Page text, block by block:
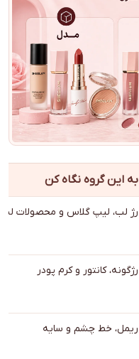
به این گروه نگاه کن
رژ لب، لیپ گلاس و محصولات لب
رژگونه، کانتور و کرم پودر
ریمل، خط چشم و سایه